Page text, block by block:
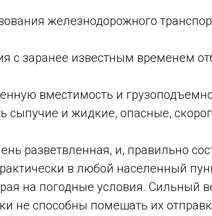
железнодорожного
с заранее известным временем
вместимость и
сыпучие и жидкие, опасные,
разветвленная, и, правильно
в любой населенный
на погодные условия. Сильный
не способны помешать их